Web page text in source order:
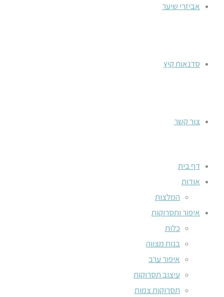
אביזרי שיער
סדנאות קיץ
צור קשר
דף בית
אודות
המלצות
איפור ותסרוקות
כלות
בנות מצווה
איפור ערב
עיצוב תסרוקות
תסרוקות צמות